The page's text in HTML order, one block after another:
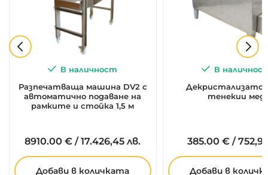
В наличност
Разпечатваща машина DV2 с
автоматично подаване на
рамките и стойка 1,5 м
8910.00 € /17.426,45 лв.
Добави в количката
В
Декристализатор
тенекии мед
385.00 € /
Добави в